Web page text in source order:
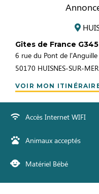
Gîtes de France
6 rue du Pont de l'Anguille
50170 HUISNES-SUR-MER
VOIR MON
Accès Internet WIFI
Animaux acceptés
Matériel Bébé